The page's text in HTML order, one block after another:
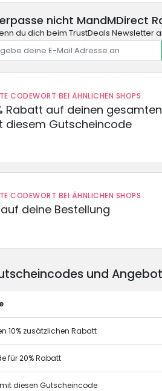
nicht MandMDirect
du dich beim TrustDeals Newsletter
CODEWORT BEI ÄHNLICHEN SHOPS
Rabatt auf deinen gesamten
diesem Gutscheincode
CODEWORT BEI ÄHNLICHEN SHOPS
auf deine Bestellung
und
10% zusätzlichen Rabatt
für 20% Rabatt
diesen Gutscheincode